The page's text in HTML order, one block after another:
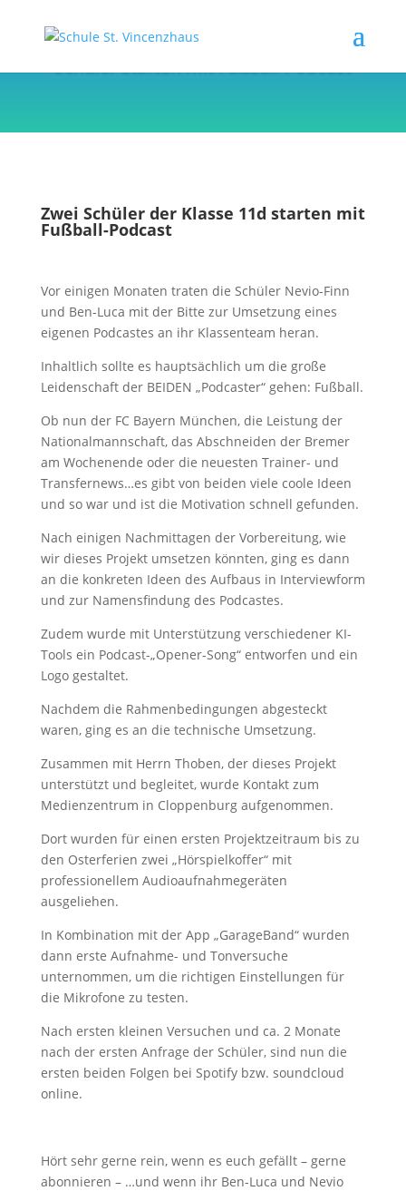
Zwei Schüler der Klasse 11d starten mit
Fußball-Podcast
Vor einigen Monaten traten die Schüler Nevio-Finn
und Ben-Luca mit der Bitte zur Umsetzung eines
eigenen Podcastes an ihr Klassenteam heran.
Inhaltlich sollte es hauptsächlich um die große
Leidenschaft der BEIDEN „Podcaster“ gehen: Fußball.
Ob nun der FC Bayern München, die Leistung der
Nationalmannschaft, das Abschneiden der Bremer
am Wochenende oder die neuesten Trainer- und
Transfernews…es gibt von beiden viele coole Ideen
und so war und ist die Motivation schnell gefunden.
Nach einigen Nachmittagen der Vorbereitung, wie
wir dieses Projekt umsetzen könnten, ging es dann
an die konkreten Ideen des Aufbaus in Interviewform
und zur Namensfindung des Podcastes.
Zudem wurde mit Unterstützung verschiedener KI-
Tools ein Podcast-„Opener-Song“ entworfen und ein
Logo gestaltet.
Nachdem die Rahmenbedingungen abgesteckt
waren, ging es an die technische Umsetzung.
Zusammen mit Herrn Thoben, der dieses Projekt
unterstützt und begleitet, wurde Kontakt zum
Medienzentrum in Cloppenburg aufgenommen.
Dort wurden für einen ersten Projektzeitraum bis zu
den Osterferien zwei „Hörspielkoffer“ mit
professionellem Audioaufnahmegeräten
ausgeliehen.
In Kombination mit der App „GarageBand“ wurden
dann erste Aufnahme- und Tonversuche
unternommen, um die richtigen Einstellungen für
die Mikrofone zu testen.
Nach ersten kleinen Versuchen und ca. 2 Monate
nach der ersten Anfrage der Schüler, sind nun die
ersten beiden Folgen bei Spotify bzw. soundcloud
online.
Hört sehr gerne rein, wenn es euch gefällt – gerne
abonnieren – …und wenn ihr Ben-Luca und Nevio